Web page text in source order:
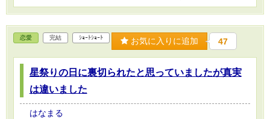
恋愛 完結 ｼｮｰﾄｼｮｰﾄ お気に入りに追加 47
星祭りの日に裏切られたと思っていましたが真実
は違いました
はなまる